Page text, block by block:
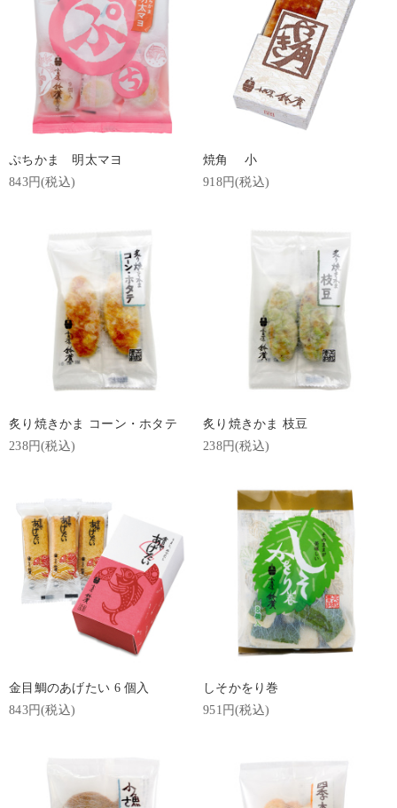
ぷちかま 明太マヨ
843円(税込)
焼角 小
918円(税込)
炙り焼きかま コーン・ホタテ
238円(税込)
炙り焼きかま 枝豆
238円(税込)
金目鯛のあげたい 6 個入
843円(税込)
しそかをり巻
951円(税込)